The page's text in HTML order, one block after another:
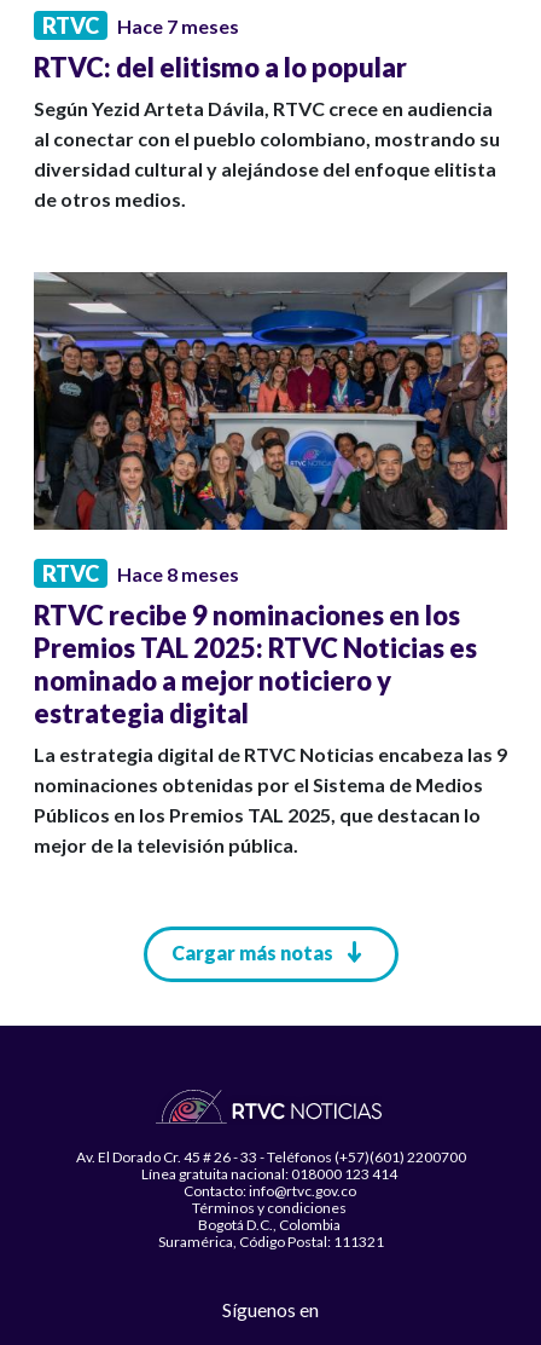
RTVC Hace 7 meses
RTVC: del elitismo a lo popular
Según Yezid Arteta Dávila, RTVC crece en audiencia
al conectar con el pueblo colombiano, mostrando su
diversidad cultural y alejándose del enfoque elitista
de otros medios.
RTVC Hace 8 meses
RTVC recibe 9 nominaciones en los
Premios TAL 2025: RTVC Noticias es
nominado a mejor noticiero y
estrategia digital
La estrategia digital de RTVC Noticias encabeza las 9
nominaciones obtenidas por el Sistema de Medios
Públicos en los Premios TAL 2025, que destacan lo
mejor de la televisión pública.
Cargar más notas
Av. El Dorado Cr. 45 # 26 - 33 - Teléfonos (+57)(601) 2200700
Línea gratuita nacional: 018000 123 414
Contacto: info@rtvc.gov.co
Términos y condiciones
Bogotá D.C., Colombia
Suramérica, Código Postal: 111321
Síguenos en